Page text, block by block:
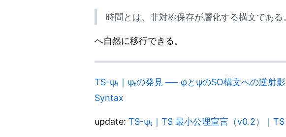
時間とは、非対称保存が層化する構文である。
へ自然に移行できる。
TS-ψₜ｜ψₜの発見 ── φとψのSO構文への逆
Syntax
update: TS-ψₜ｜TS 最小公理宣言（v0.2）｜